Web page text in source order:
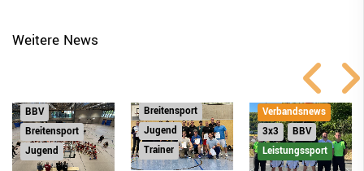
Weitere News
BBV
Breitensport
Jugend
Breitensport
Jugend
Trainer
Verbandsnews
3x3
BBV
Leistungssport